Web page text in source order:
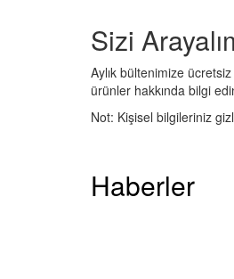
Sizi
Aylık bültenimize
ürünler hakkında bilgi
Not: Kişisel bilgileriniz
Haberler